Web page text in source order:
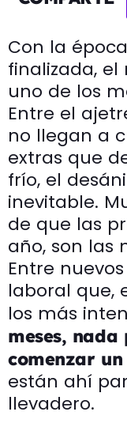
Con la
finalizada, el
uno de los
Entre el
no llegan a
extras que
frío, el
inevitable.
de que las
año, son las
Entre
laboral que,
los más
meses,
comenzar un
están ahí
llevadero.